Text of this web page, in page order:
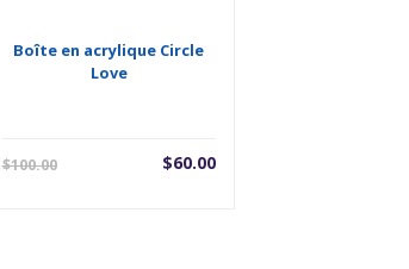
Boîte en acrylique Circle
Love
$100.00
Le
$60.00
Le